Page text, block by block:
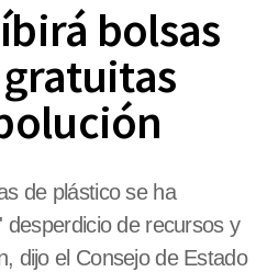
bolsas
de plástico se ha
de recursos y
dijo el Consejo de Estado